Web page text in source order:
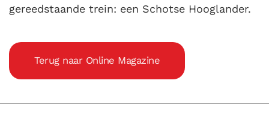
gereedstaande trein: een Schotse Hooglander.
Terug naar Online Magazine